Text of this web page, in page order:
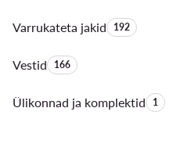
Varrukateta jakidToodete arv:
192
VestidToodete arv:
166
Ülikonnad ja komplektid 1